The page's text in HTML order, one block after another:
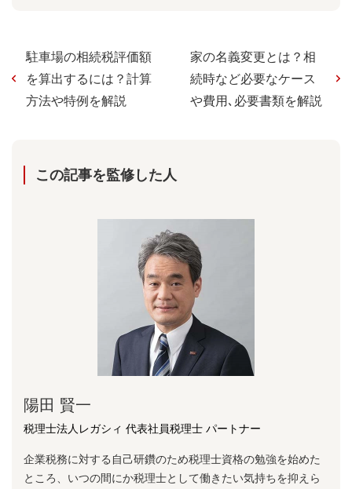
駐車場の相続税評価額
を算出するには？計算
方法や特例を解説
家の名義変更とは？相
続時など必要なケース
や費用､必要書類を解説
この記事を監修した⼈
陽⽥ 賢⼀
税理士法人レガシィ 代表社員税理士 パートナー
企業税務に対する⾃⼰研鑽のため税理⼠資格の勉強を始めた
ところ、いつの間にか税理⼠として働きたい気持ちを抑えら